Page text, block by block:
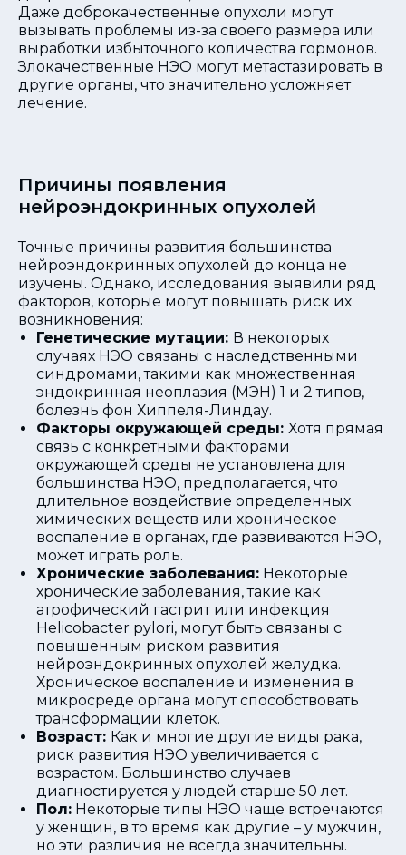
Даже доброкачественные опухоли могут
вызывать проблемы из-за своего размера или
выработки избыточного количества гормонов.
Злокачественные НЭО могут метастазировать в
другие органы, что значительно усложняет
лечение.
Причины появления
нейроэндокринных опухолей
Точные причины развития большинства
нейроэндокринных опухолей до конца не
изучены. Однако, исследования выявили ряд
факторов, которые могут повышать риск их
возникновения:
Генетические мутации: В некоторых
случаях НЭО связаны с наследственными
синдромами, такими как множественная
эндокринная неоплазия (МЭН) 1 и 2 типов,
болезнь фон Хиппеля-Линдау.
Факторы окружающей среды: Хотя прямая
связь с конкретными факторами
окружающей среды не установлена для
большинства НЭО, предполагается, что
длительное воздействие определенных
химических веществ или хроническое
воспаление в органах, где развиваются НЭО,
может играть роль.
Хронические заболевания: Некоторые
хронические заболевания, такие как
атрофический гастрит или инфекция
Helicobacter pylori, могут быть связаны с
повышенным риском развития
нейроэндокринных опухолей желудка.
Хроническое воспаление и изменения в
микросреде органа могут способствовать
трансформации клеток.
Возраст: Как и многие другие виды рака,
риск развития НЭО увеличивается с
возрастом. Большинство случаев
диагностируется у людей старше 50 лет.
Пол: Некоторые типы НЭО чаще встречаются
у женщин, в то время как другие – у мужчин,
но эти различия не всегда значительны.